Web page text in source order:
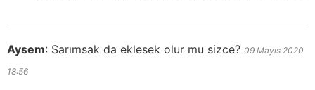
Aysem: Sarımsak da eklesek olur mu sizce? 09 Mayıs 2020
18:56